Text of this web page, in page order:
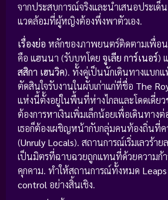
จากประสบการณ์จริงและนำเสนอประเด็น
แวดล้อมที่ผู้หญิงต้องพึ่งพาตัวเอง.
เรื่องย่อ หลักของภาพยนตร์ติดตามเพื่อน
คือ แฮนนา (รับบทโดย จูเลีย การ์เนอร์)
สสิกา เฮนวิค). ทั้งคู่เป็นนักเดินทางแบกแ
ตัดสินใจรับงานในผับเก่าแก่ที่ชื่อ The
แห่งนี้ตั้งอยู่ในพื้นที่ห่างไกลและโดดเดี่ยว
ต้องการหาเงินเพิ่มเล็กน้อยเพื่อเดินทาง
เธอก็ต้องเผชิญหน้ากับกลุ่มคนท้องถิ่นที่
(Unruly Locals). สถานการณ์เริ่มเลวร้าย
เป็นมิตรที่ฉาบฉวยถูกแทนที่ด้วยความก้
คุกคาม. ทำให้สถานการณ์ทั้งหมด
control อย่างสิ้นเชิง.